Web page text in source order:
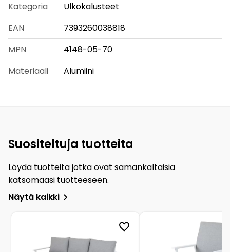
Kategoria
Ulkokalusteet
EAN
7393260038818
MPN
4148-05-70
Materiaali
Alumiini
Suositeltuja tuotteita
Löydä tuotteita jotka ovat samankaltaisia
katsomaasi tuotteeseen.
Näytä kaikki